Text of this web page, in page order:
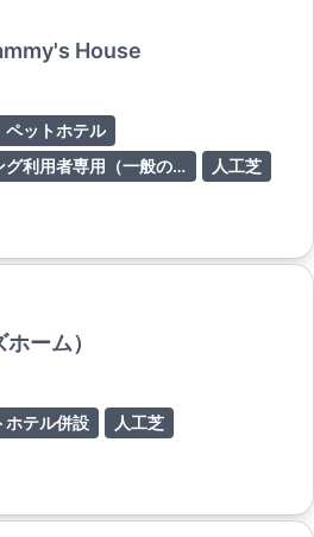
House
ペットホテル
保育園・ホテル・トリミング利用者専用（一般のドッグラン開放なし）
人工芝
ーム）
ホテル併設 人工芝